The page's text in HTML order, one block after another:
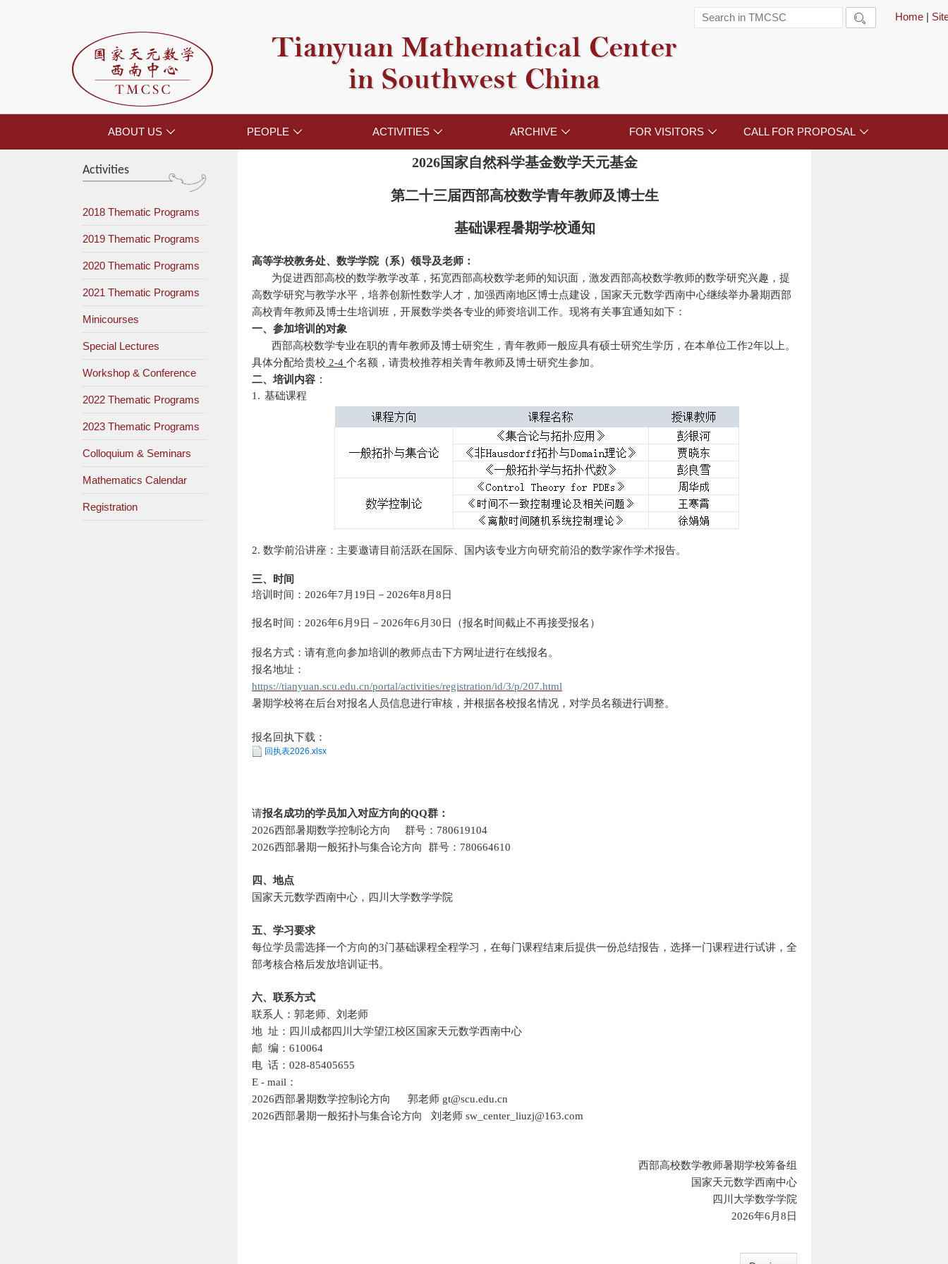
Home |

Tianyuan Mathematical Center
in Southwest China
ABOUT US  PEOPLE  ACTIVITIES  ARCHIVE  FOR VISITORS  CALL FOR PROPOSAL 
Activities
2018 Thematic Programs
2019 Thematic Programs
2020 Thematic Programs
2021 Thematic Programs
Minicourses
Special Lectures
Workshop & Conference
2022 Thematic Programs
2023 Thematic Programs
Colloquium & Seminars
Mathematics Calendar
Registration
2026国家自然科学基金数学天元基金
第二十三届西部高校数学青年教师及博士生
基础课程暑期学校通知
高等学校教务处、数学学院（系）领导及老师：
为促进西部高校的数学教学改革，拓宽西部高校数学老师的知识面，激发西部高校数学教师的数学研究兴趣，提
高数学研究与教学水平，培养创新性数学人才， 加强西南地区博士点建设， 国家天元数学西南中心继续举办暑期西部
高校青年教师及博士生培训班，开展数学类各专业的师资培训工作。现将有关事宜通知如下：
一、参加培训的对象
西部高校数学专业在职的青年教师及博士研究生 ，青年教师一般应具有硕士研究生学历，在本单位工作2年以上。
具体分配给贵校 2-4 个名额，请贵校推荐相关青年教师及博士研究生参加。
二、培训内容 ：
1. 基础课程
2. 数学前沿讲座：主要邀请目前活跃在国际、国内该专业方向研究前沿的数学家作学术报告。
三、时间
培训时间： 2026年7月19 日－ 2026年8月 8 日
报名时间： 2026年6月 9 日－ 2026年6月 30 日（报名时间截止不再接受报名）
报名方式：请有意向参加培训的教师点击下方网址进行在线报名。
报名地址：
https://tianyuan.scu.edu.cn/portal/activities/registration/id/3/p/207.html
暑期学校将在后台对报名人员信息进行审核，并根据各校报名情况，对学员名额进行调整。
报名回执下载：
回执表2026.xlsx
请报名成功的学员加入对应方向的QQ群：
2026西部暑期数学控制论方向
群号：780619104
2026西部暑期一般拓扑与集合论方向 群号：780664610
四、地点
国家天元数学西南中心，四川大学数学学院
五、学习要求
每位学员需选择一个方向的3门基础课程全程学习，在每门课程结束后提供一份总结报告，选择一门课程进行试讲，全
部考核合格后发放培训证书。
六、联系方式
联系人：郭老师、 刘 老师
地 址：四川成都四川大学望江校区国家天元数学西南中心
邮 编：610064
电 话：028-85405655
E - mail：
2026西部暑期数学控制论方向 郭老师 gt@scu.edu.cn
2026西部暑期一般拓扑与集合论方向 刘老师 sw_center_liuzj@163.com
西部高校数学教师暑期学校筹备组
国家天元数学西南中心
四川大学数学学院
2026年6月8 日